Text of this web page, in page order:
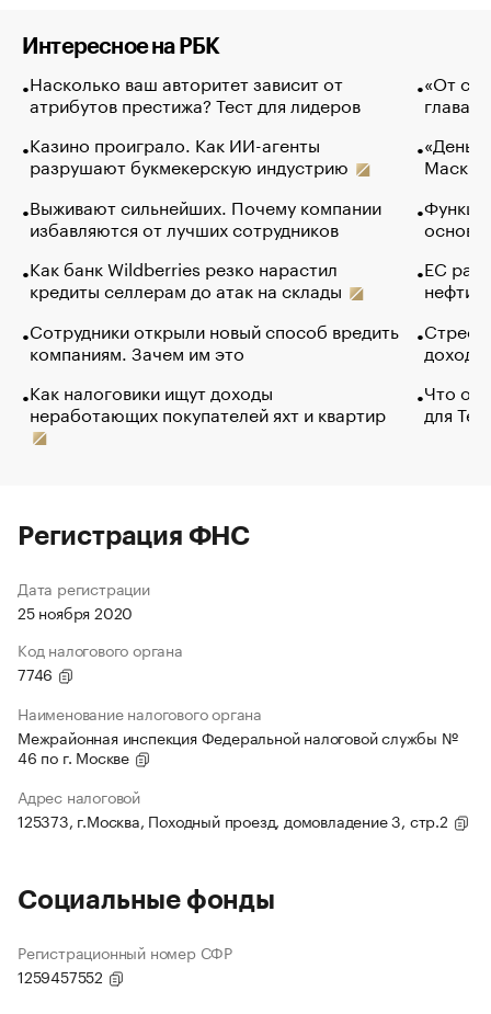
Интересное на РБК
Насколько ваш авторитет зависит от
атрибутов престижа? Тест для лидеров
Казино проиграло. Как ИИ-агенты
разрушают букмекерскую индустрию
Выживают сильнейших. Почему компании
избавляются от лучших сотрудников
Как банк Wildberries резко нарастил
кредиты селлерам до атак на склады
Сотрудники открыли новый способ вредить
компаниям. Зачем им это
Как налоговики ищут доходы
неработающих покупателей яхт и квартир
«От
глава
Маск в
основ
ЕС
нефти
Что
для
Регистрация ФНС
Дата регистрации
25 ноября 2020
Код налогового органа
7746
Наименование налогового органа
Межрайонная инспекция Федеральной налоговой службы №
46 по г. Москве
Адрес налоговой
125373, г.Москва, Походный проезд, домовладение 3, стр.2
Социальные фонды
Регистрационный номер СФР
1259457552